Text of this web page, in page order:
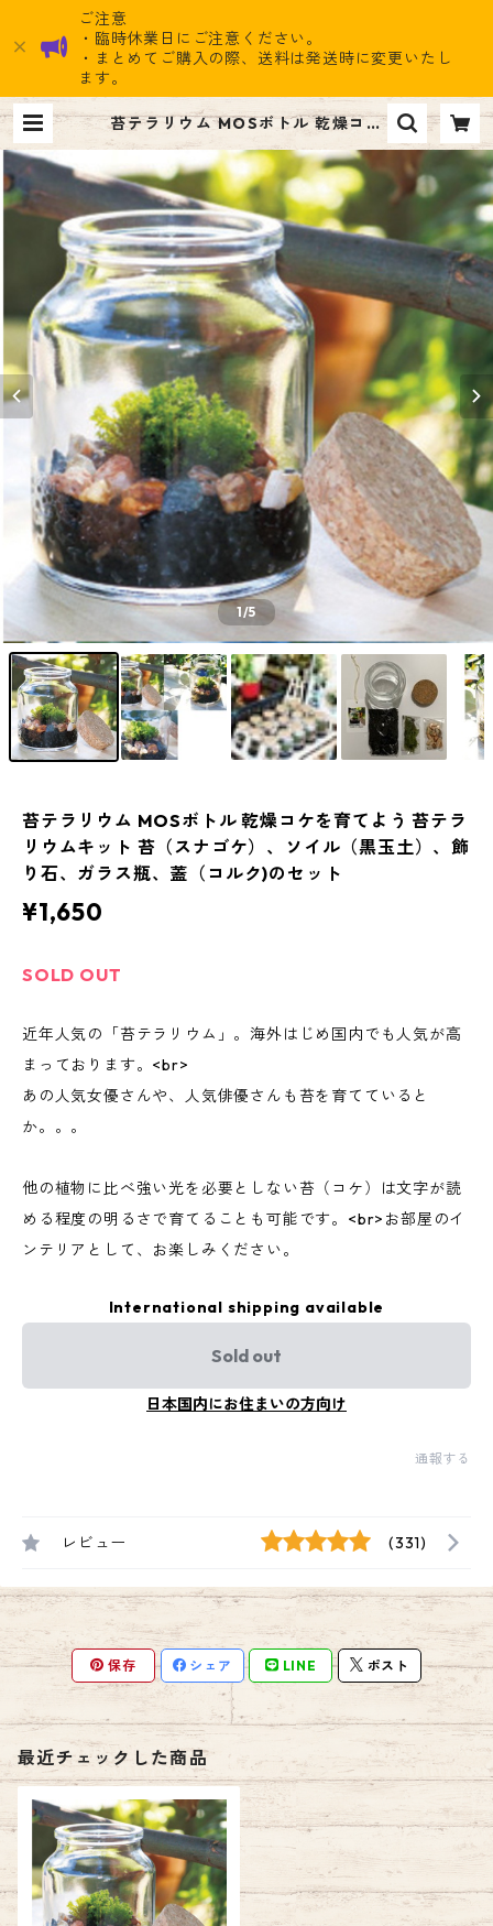
ご注意
・臨時休業日にご注意ください。
・まとめてご購入の際、送料は発送時に変更いたし
ます。
苔テラリウム MOSボトル 乾燥コケ
を育てよう 苔テラリウムキット 苔
（スナゴケ）、ソイル（黒玉土）、
飾り石、ガラス瓶、蓋（コルク)のセ
ット | ナイン雑貨ストア
1/5
苔テラリウム MOSボトル 乾燥コケを育てよう 苔テラ
リウムキット 苔（スナゴケ）、ソイル（黒玉土）、飾
り石、ガラス瓶、蓋（コルク)のセット
¥1,650
SOLD OUT
近年人気の「苔テラリウム」。海外はじめ国内でも人気が高
まっております。<br>
あの人気女優さんや、人気俳優さんも苔を育てていると
か。。。
他の植物に比べ強い光を必要としない苔（コケ）は文字が読
める程度の明るさで育てることも可能です。<br>お部屋のイ
ンテリアとして、お楽しみください。
International shipping available
Sold out
日本国内にお住まいの方向け
通報する
レビュー (331)
保存 シェア LINE ポスト
最近チェックした商品